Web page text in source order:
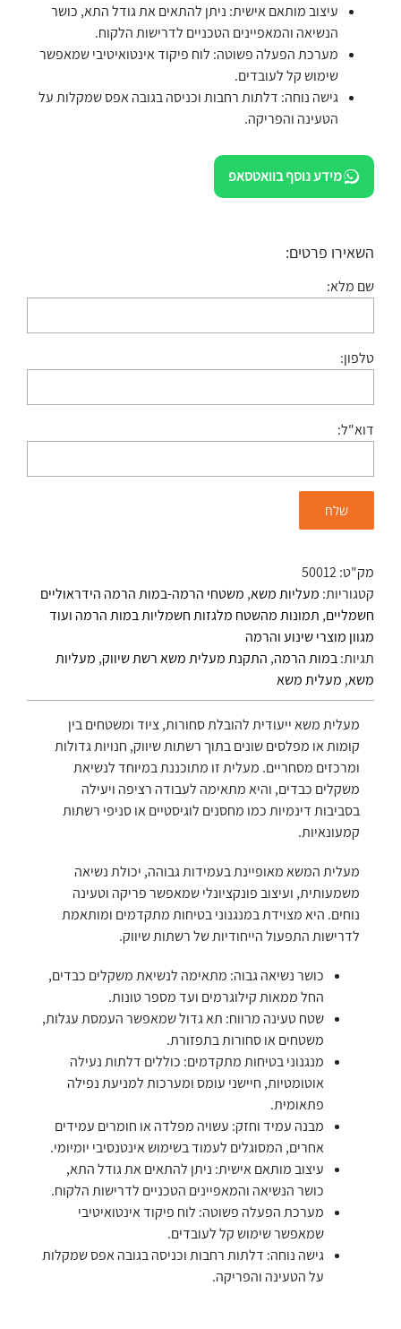
עיצוב מותאם אישית: ניתן להתאים את גודל התא, כושר
הנשיאה והמאפיינים הטכניים לדרישות הלקוח.
מערכת הפעלה פשוטה: לוח פיקוד אינטואיטיבי שמאפשר
שימוש קל לעובדים.
גישה נוחה: דלתות רחבות וכניסה בגובה אפס שמקלות על
הטעינה והפריקה.
מידע נוסף בוואטסאפ
השאירו פרטים:
שם מלא:
טלפון:
דוא"ל:
מק"ט:50012
קטגוריות: מעליות משא, משטחי הרמה-במות הרמה הידראוליים
חשמליים, תמונות מהשטח מלגזות חשמליות במות הרמה ועוד
מגוון מוצרי שינוע והרמה
תגיות:במות הרמה, התקנת מעלית משא רשת שיווק, מעליות
משא, מעלית משא
מעלית משא ייעודית להובלת סחורות, ציוד ומשטחים בין
קומות או מפלסים שונים בתוך רשתות שיווק, חנויות גדולות
ומרכזים מסחריים. מעלית זו מתוכננת במיוחד לנשיאת
משקלים כבדים, והיא מתאימה לעבודה רציפה ויעילה
בסביבות דינמיות כמו מחסנים לוגיסטיים או סניפי רשתות
קמעונאיות.
מעלית המשא מאופיינת בעמידות גבוהה, יכולת נשיאה
משמעותית, ועיצוב פונקציונלי שמאפשר פריקה וטעינה
נוחים. היא מצוידת במנגנוני בטיחות מתקדמים ומותאמת
לדרישות התפעול הייחודיות של רשתות שיווק.
כושר נשיאה גבוה: מתאימה לנשיאת משקלים כבדים,
החל ממאות קילוגרמים ועד מספר טונות.
שטח טעינה מרווח: תא גדול שמאפשר העמסת עגלות,
משטחים או סחורות בתפזורת.
מנגנוני בטיחות מתקדמים: כוללים דלתות נעילה
אוטומטיות, חיישני עומס ומערכות למניעת נפילה
פתאומית.
מבנה עמיד וחזק: עשויה מפלדה או חומרים עמידים
אחרים, המסוגלים לעמוד בשימוש אינטנסיבי יומיומי.
עיצוב מותאם אישית: ניתן להתאים את גודל התא,
כושר הנשיאה והמאפיינים הטכניים לדרישות הלקוח.
מערכת הפעלה פשוטה: לוח פיקוד אינטואיטיבי
שמאפשר שימוש קל לעובדים.
גישה נוחה: דלתות רחבות וכניסה בגובה אפס שמקלות
על הטעינה והפריקה.